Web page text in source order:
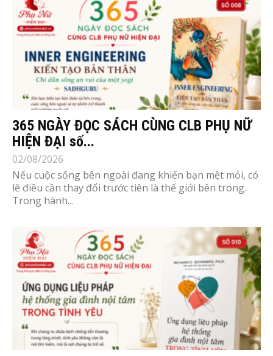
365 NGÀY ĐỌC SÁCH CÙNG CLB PHỤ NỮ
HIỆN ĐẠI số...
02/08/2026
Nếu cuộc sống bên ngoài đang khiến bạn mệt mỏi, có
lẽ điều cần thay đổi trước tiên là thế giới bên trong.
Trong hành...